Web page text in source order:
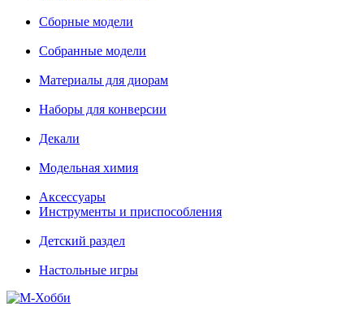
Сборные модели
Собранные модели
Материалы для диорам
Наборы для конверсии
Декали
Модельная химия
Аксессуары
Инструменты и приспособления
Детский раздел
Настольные игры